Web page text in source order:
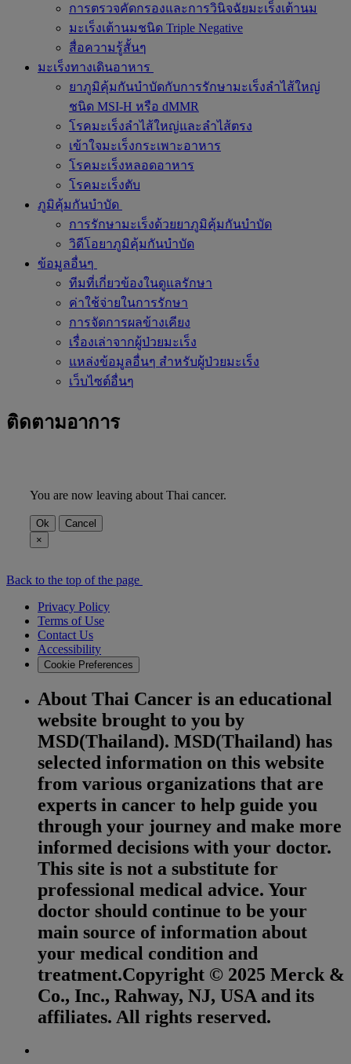
การตรวจคัดกรองและการวินิจฉัยมะเร็งเต้านม
มะเร็งเต้านมชนิด Triple Negative
สื่อความรู้สั้นๆ
มะเร็งทางเดินอาหาร
ยาภูมิคุ้มกันบำบัดกับการรักษามะเร็งลำไส้ใหญ่
ชนิด MSI-H หรือ dMMR
โรคมะเร็งลำไส้ใหญ่และลำไส้ตรง
เข้าใจมะเร็งกระเพาะอาหาร
โรคมะเร็งหลอดอาหาร
โรคมะเร็งตับ
ภูมิคุ้มกันบำบัด
การรักษามะเร็งด้วยยาภูมิคุ้มกันบำบัด
วิดีโอยาภูมิคุ้มกันบำบัด
ข้อมูลอื่นๆ
ทีมที่เกี่ยวข้องในดูแลรักษา
ค่าใช้จ่ายในการรักษา
การจัดการผลข้างเคียง
เรื่องเล่าจากผู้ป่วยมะเร็ง
แหล่งข้อมูลอื่นๆ สำหรับผู้ป่วยมะเร็ง
เว็บไซต์อื่นๆ
ติดตามอาการ
You are now leaving about Thai cancer.
Ok
Cancel
×
Back to the top of the page
Privacy Policy
Terms of Use
Contact Us
Accessibility
Cookie Preferences
About Thai Cancer is an educational
website brought to you by
MSD(Thailand). MSD(Thailand) has
selected information on this website
from various organizations that are
experts in cancer to help guide you
through your journey and make more
informed decisions with your doctor.
This site is not a substitute for
professional medical advice. Your
doctor should continue to be your
main source of information about
your medical condition and
treatment.Copyright © 2025 Merck &
Co., Inc., Rahway, NJ, USA and its
affiliates. All rights reserved.